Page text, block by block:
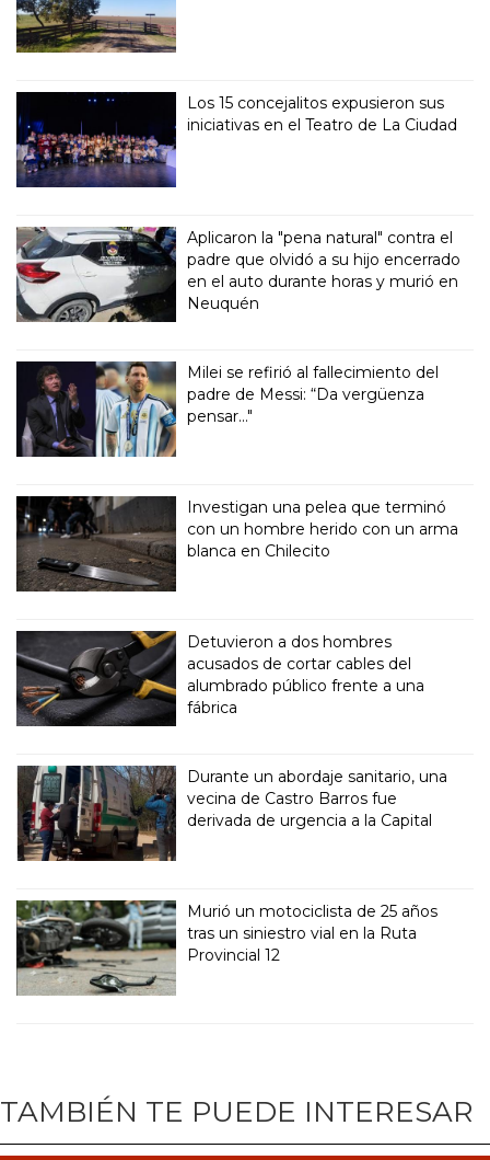
Los 15 concejalitos expusieron sus
iniciativas en el Teatro de La Ciudad
Aplicaron la "pena natural" contra el
padre que olvidó a su hijo encerrado
en el auto durante horas y murió en
Neuquén
Milei se refirió al fallecimiento del
padre de Messi: “Da vergüenza
pensar..."
Investigan una pelea que terminó
con un hombre herido con un arma
blanca en Chilecito
Detuvieron a dos hombres
acusados de cortar cables del
alumbrado público frente a una
fábrica
Durante un abordaje sanitario, una
vecina de Castro Barros fue
derivada de urgencia a la Capital
Murió un motociclista de 25 años
tras un siniestro vial en la Ruta
Provincial 12
TAMBIÉN TE PUEDE INTERESAR